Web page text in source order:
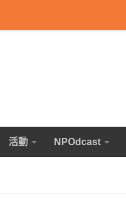
活動 NPOdcast